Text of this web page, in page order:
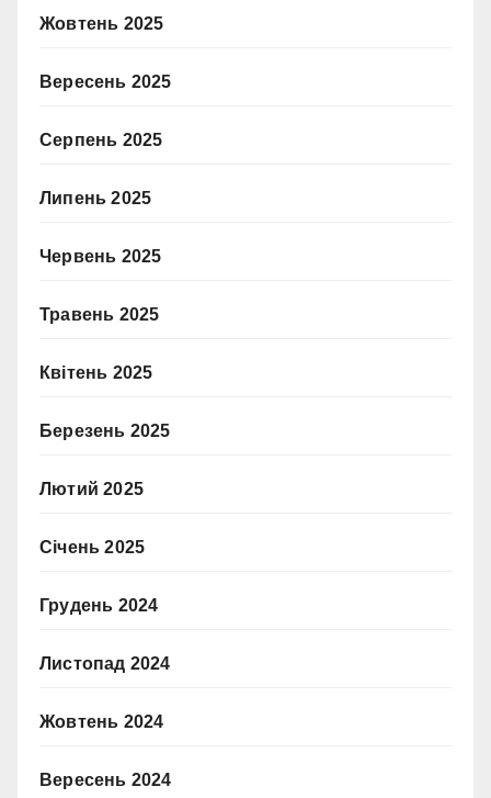
Жовтень 2025
Вересень 2025
Серпень 2025
Липень 2025
Червень 2025
Травень 2025
Квітень 2025
Березень 2025
Лютий 2025
Січень 2025
Грудень 2024
Листопад 2024
Жовтень 2024
Вересень 2024